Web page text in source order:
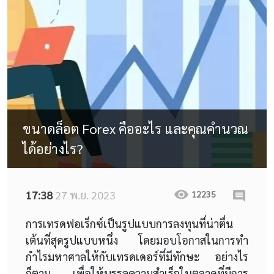
ขนาดล็อต Forex คืออะไร และคุณคำนวณ
ได้อย่างไร?
17:3827 พ.ย. 2023 12235
การเทรดฟอเร็กซ์เป็นรูปแบบการลงทุนที่น่าตื่น
เต้นที่สุดรูปแบบหนึ่ง โดยมอบโอกาสในการทำ
กำไรมหาศาลให้กับเทรดเดอร์ที่มีทักษะ อย่างไร